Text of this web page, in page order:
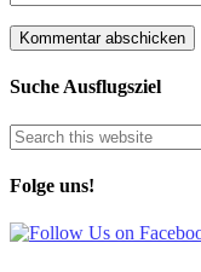
Suche Ausflugsziel
Folge uns!